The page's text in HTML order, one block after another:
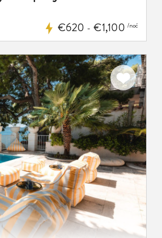
€620 - €1,100 /noć